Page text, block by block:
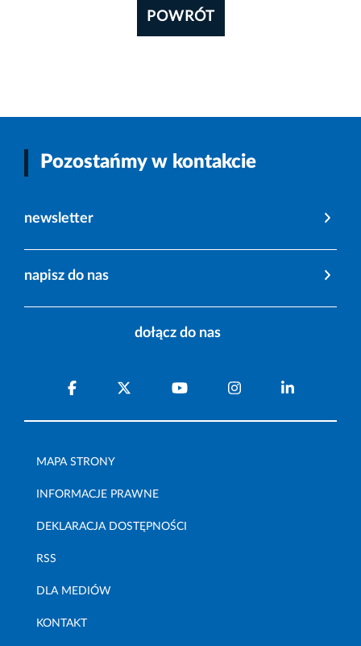
POWRÓT
Pozostańmy w kontakcie
newsletter
napisz do nas
dołącz do nas
MAPA STRONY
INFORMACJE PRAWNE
DEKLARACJA DOSTĘPNOŚCI
RSS
DLA MEDIÓW
KONTAKT